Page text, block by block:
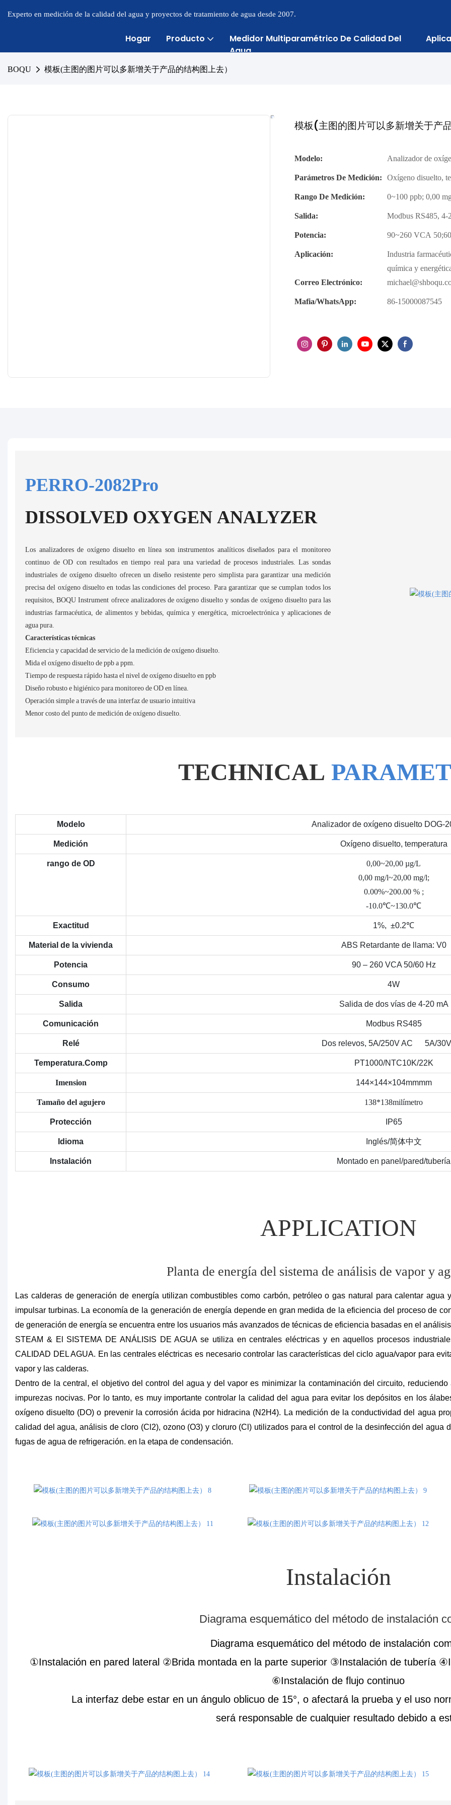
Experto en medición de la calidad del agua y proyectos de tratamiento de agua desde 2007.
Hogar Producto
Medidor Multiparamétrico De Calidad Del
Agua
BOQU 模板(主图的图片可以多新增关于产品的结构图上去）
模板(主图的图片可以多新增关于产
Modelo:
Analizador de
Parámetros De Medición: Oxígeno disuelto,
Rango De Medición:
0~100 ppb; 0,00
Salida:
Modbus RS485, 4-
Potencia:
90~260 VCA
Aplicación:
Industria
química y
Correo Electrónico:
Mafia/WhatsApp:
86-15000087545
PERRO-2082Pro
DISSOLVED OXYGEN ANALYZER
Los analizadores de oxígeno disuelto en línea son instrumentos analíticos diseñados para el monitoreo
continuo de OD con resultados en tiempo real para una variedad de procesos industriales. Las sondas
industriales de oxígeno disuelto ofrecen un diseño resistente pero simplista para garantizar una medición
precisa del oxígeno disuelto en todas las condiciones del proceso. Para garantizar que se cumplan todos los
requisitos, BOQU Instrument ofrece analizadores de oxígeno disuelto y sondas de oxígeno disuelto para las
industrias farmacéutica, de alimentos y bebidas, química y energética, microelectrónica y aplicaciones de
agua pura.
Características técnicas
Eficiencia y capacidad de servicio de la medición de oxígeno disuelto.
Mida el oxígeno disuelto de ppb a ppm.
Tiempo de respuesta rápido hasta el nivel de oxígeno disuelto en ppb
Diseño robusto e higiénico para monitoreo de OD en línea.
Operación simple a través de una interfaz de usuario intuitiva
Menor costo del punto de medición de oxígeno disuelto.
TECHNICAL
Modelo Analizador de oxígeno disuelto DOG-
Medición Oxígeno disuelto, temperatura
rango de OD
0,00~20,00 µg/L
0,00 mg/l~20,00 mg/l;
0.00%~200.00 % ;
-10.0℃~130.0℃
Exactitud 1%, ±0.2℃
Material de la vivienda ABS Retardante de llama: V0
Potencia 90 – 260 VCA 50/60 Hz
Consumo 4W
Salida Salida de dos vías de 4-20 mA
Comunicación Modbus RS485
Relé Dos relevos, 5A/250V AC 5A/
Temperatura.Comp PT1000/NTC10K/22K
Imension 144×144×104mmmm
Tamaño del agujero 138*138milímetro
Protección IP65
Idioma Inglés/简体中文
Instalación Montado en panel/pared/tubería
APPLICATION
Planta de energía del sistema de análisis de vapor y
Las calderas de generación de energía utilizan combustibles como carbón, petróleo o gas natural para calentar
impulsar turbinas. La economía de la generación de energía depende en gran medida de la eficiencia del proceso de
de generación de energía se encuentra entre los usuarios más avanzados de técnicas de eficiencia basadas en el
STEAM & El SISTEMA DE ANÁLISIS DE AGUA se utiliza en centrales eléctricas y en aquellos procesos
CALIDAD DEL AGUA. En las centrales eléctricas es necesario controlar las características del ciclo agua/vapor para
vapor y las calderas.
Dentro de la central, el objetivo del control del agua y del vapor es minimizar la contaminación del circuito,
impurezas nocivas. Por lo tanto, es muy importante controlar la calidad del agua para evitar los depósitos en los
oxígeno disuelto (DO) o prevenir la corrosión ácida por hidracina (N2H4). La medición de la conductividad del agua
calidad del agua, análisis de cloro (Cl2), ozono (O3) y cloruro (Cl) utilizados para el control de la desinfección del agua
fugas de agua de refrigeración. en la etapa de condensación.
Instalación
Diagrama esquemático del método de instalación
Diagrama esquemático del método de instalación
①Instalación en pared lateral ②Brida montada en la parte superior ③Instalación de tubería
⑥Instalación de flujo continuo
La interfaz debe estar en un ángulo oblicuo de 15°, o afectará la prueba y el uso
será responsable de cualquier resultado debido a